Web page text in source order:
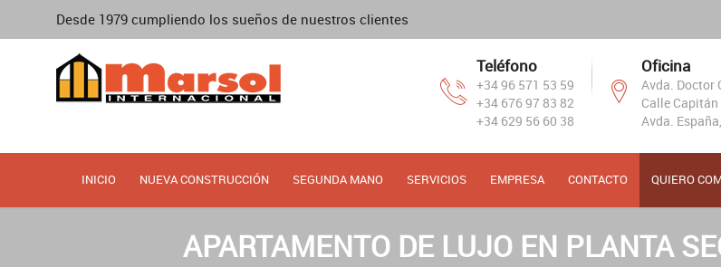
Desde 1979 cumpliendo los sueños de nuestros clientes
Teléfono
+34 96 571 53 59
+34 676 97 83 82
+34 629 56 60 38
Oficina
Avda. Doctor
Calle
Avda.
INICIO NUEVA CONSTRUCCIÓN SEGUNDA MANO SERVICIOS EMPRESA CONTACTO QUIERO
APARTAMENTO DE LUJO EN PLANTA